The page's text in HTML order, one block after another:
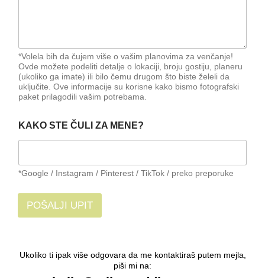
*Volela bih da čujem više o vašim planovima za venčanje!
Ovde možete podeliti detalje o lokaciji, broju gostiju, planeru
(ukoliko ga imate) ili bilo čemu drugom što biste želeli da
uključite. Ove informacije su korisne kako bismo fotografski
paket prilagodili vašim potrebama.
KAKO STE ČULI ZA MENE?
*Google / Instagram / Pinterest / TikTok / preko preporuke
POŠALJI UPIT
Ukoliko ti ipak više odgovara da me kontaktiraš putem mejla,
piši mi na: